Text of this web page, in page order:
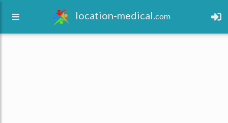
location-medical.com